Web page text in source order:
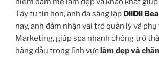
Tây tự tin hơn, anh đã sáng lập DiiDii
nay, anh đảm nhận vai trò quản lý và
Marketing, giúp spa nhanh chóng trở
hàng đầu trong lĩnh vựclàm đẹp và